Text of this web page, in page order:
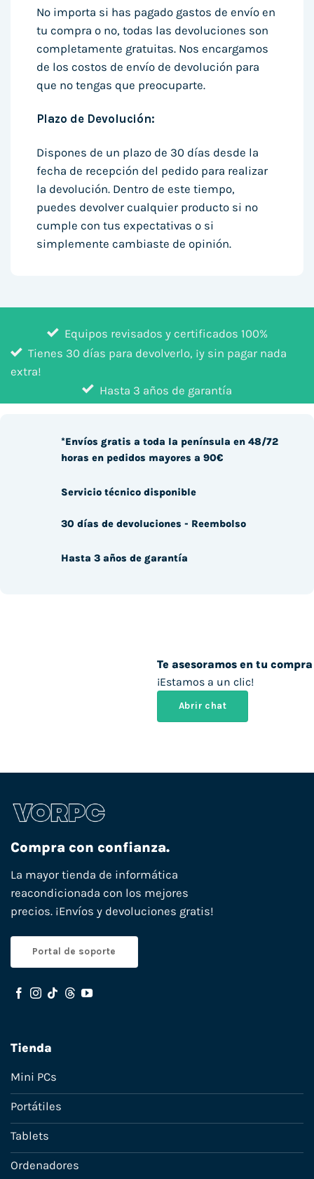
No importa si has pagado gastos de envío en
tu compra o no, todas las devoluciones son
completamente gratuitas. Nos encargamos
de los costos de envío de devolución para
que no tengas que preocuparte.
Plazo de Devolución:
Dispones de un plazo de 30 días desde la
fecha de recepción del pedido para realizar
la devolución. Dentro de este tiempo,
puedes devolver cualquier producto si no
cumple con tus expectativas o si
simplemente cambiaste de opinión.
Equipos revisados y certificados 100%
Tienes 30 días para devolverlo, ¡y sin pagar nada
extra!
Hasta 3 años de garantía
Te asesoramos en tu compra
¡Estamos a un clic!
Abrir chat
*Envíos gratis a toda la península en 48/72
horas en pedidos mayores a 90€
Servicio técnico disponible
30 días de devoluciones - Reembolso
Hasta 3 años de garantía
Compra con confianza.
La mayor tienda de informática
reacondicionada con los mejores
precios. ¡Envíos y devoluciones gratis!
Portal de soporte
Tienda
Mini PCs
Portátiles
Tablets
Ordenadores